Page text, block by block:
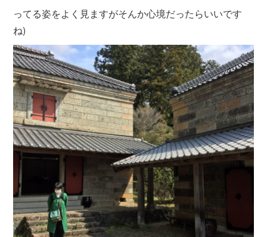
ってる姿をよく見ますがそんか心境だったらいいです
ね)